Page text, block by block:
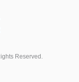
Reserved.